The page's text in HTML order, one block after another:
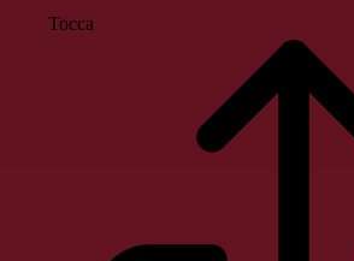
Tocca